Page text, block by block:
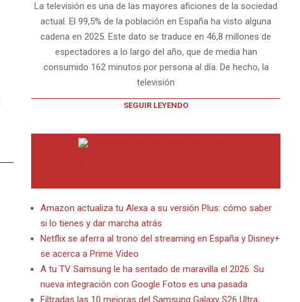
La televisión es una de las mayores aficiones de la sociedad
actual. El 99,5% de la población en España ha visto alguna
cadena en 2025. Este dato se traduce en 46,8 millones de
espectadores a lo largo del año, que de media han
consumido 162 minutos por persona al día. De hecho, la
televisión
SEGUIR LEYENDO
Amazon actualiza tu Alexa a su versión Plus: cómo saber
si lo tienes y dar marcha atrás
Netflix se aferra al trono del streaming en España y Disney+
se acerca a Prime Video
A tu TV Samsung le ha sentado de maravilla el 2026. Su
nueva integración con Google Fotos es una pasada
Filtradas las 10 mejoras del Samsung Galaxy S26 Ultra,